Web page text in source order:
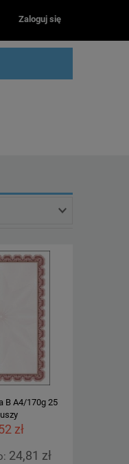
Zaloguj się
B A4/170g 25
zł
24,81 zł